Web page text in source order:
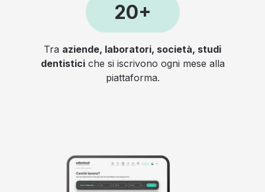
20+
Tra aziende, laboratori, società, studi
dentisticiche si iscrivono ogni mese alla
piattaforma.